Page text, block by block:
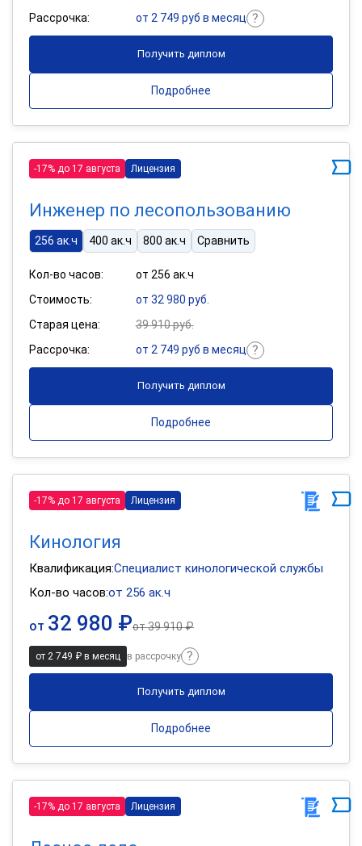
Рассрочка:
от 2 749 руб в месяц
Получить диплом
Подробнее
-17% до 17 августа Лицензия
Инженер по лесопользованию
256 ак.ч 400 ак.ч 800 ак.ч Сравнить
Кол-во часов:
от 256 ак.ч
Стоимость:
от 32 980 руб.
Старая цена:
39 910 руб.
Рассрочка:
от 2 749 руб в месяц
Получить диплом
Подробнее
-17% до 17 августа Лицензия
Кинология
Квалификация:Специалист кинологической службы
Кол-во часов:от 256 ак.ч
от 32 980 ₽от39 910 ₽
от 2 749 ₽ в месяц в рассрочку
Получить диплом
Подробнее
-17% до 17 августа Лицензия